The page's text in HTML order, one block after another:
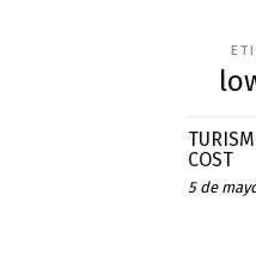
COST
5 de